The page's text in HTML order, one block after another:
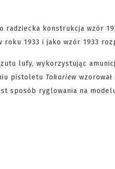
radziecka konstrukcja wzór
roku 1933 i jako wzór 1933
lufy, wykorzystując
pistoletu Tokariew
sposób ryglowania na